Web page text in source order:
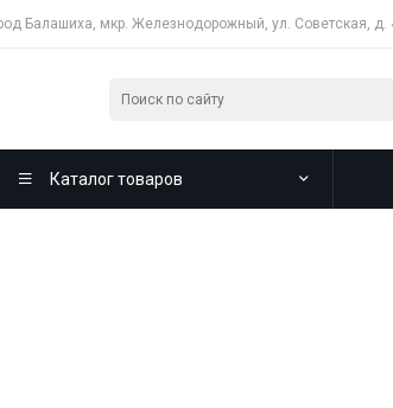
Балашиха, мкр. Железнодорожный, ул. Советская, д.
Каталог товаров